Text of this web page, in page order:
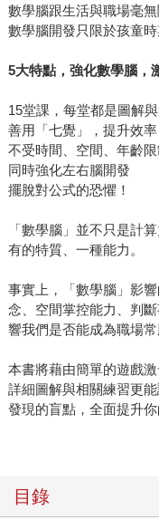
數學腦跟生活與職場毫無
數學腦開發只限於孩童時
5大特點，強化數學腦，
15堂課，每堂都是圖解與
善用「七覺」，提升效率
不受時間、空間、年齡限
同時強化左右腦開發
擺脫對公式的恐懼！
「數學腦」並不只是計
有的特質、一種能力。
事實上，「數學腦」影
念、空間掌控能力、判
響我們是否能成為職場
本書將藉由簡單的遊戲
詳細圖解與相關練習更
發現的盲點，全面提升你
目錄